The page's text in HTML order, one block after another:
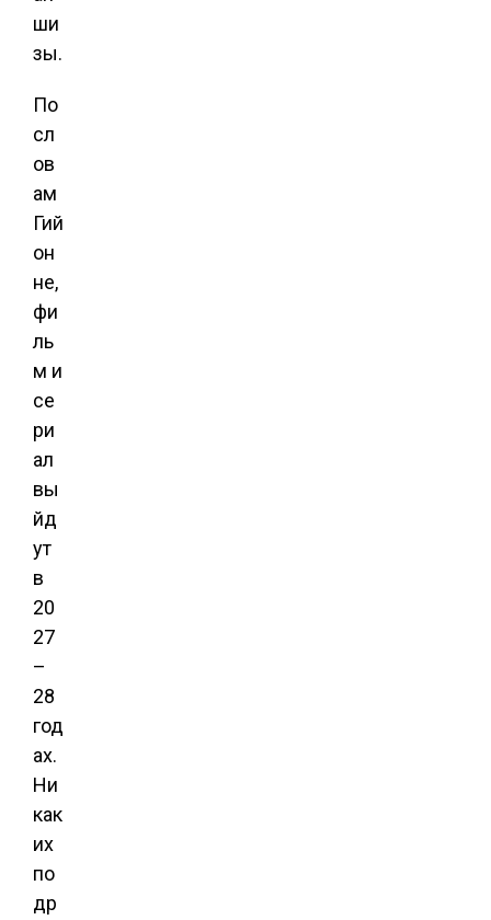
ши
зы.
По
сл
ов
ам
Гий
он
не,
фи
ль
м и
се
ри
ал
вы
йд
ут
в
20
27
–
28
год
ах.
Ни
как
их
по
др